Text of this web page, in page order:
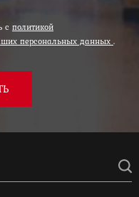
с политикой
персональных данных .